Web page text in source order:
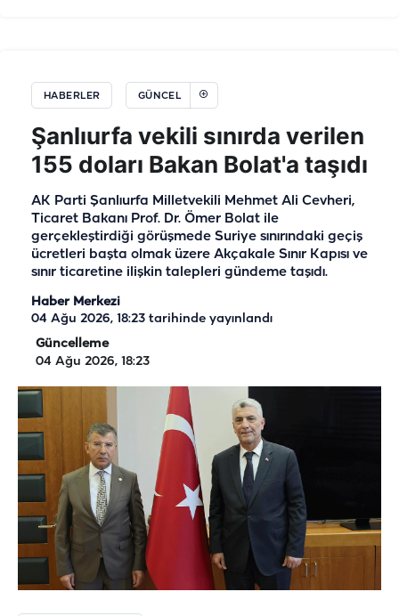
HABERLER GÜNCEL
Şanlıurfa vekili sınırda verilen
155 doları Bakan Bolat'a taşıdı
AK Parti Şanlıurfa Milletvekili Mehmet Ali Cevheri,
Ticaret Bakanı Prof. Dr. Ömer Bolat ile
gerçekleştirdiği görüşmede Suriye sınırındaki geçiş
ücretleri başta olmak üzere Akçakale Sınır Kapısı ve
sınır ticaretine ilişkin talepleri gündeme taşıdı.
Haber Merkezi
04 Ağu 2026, 18:23 tarihinde yayınlandı
Güncelleme
04 Ağu 2026, 18:23